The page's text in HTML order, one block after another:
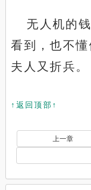
无人机的
看到，也不
夫人又折兵。
↑返回顶部↑
上一章